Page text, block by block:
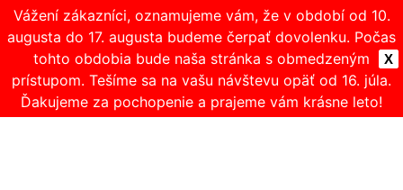
X
Vážení zákazníci, oznamujeme vám, že v období od 10.
augusta do 17. augusta budeme čerpať dovolenku. Počas
tohto obdobia bude naša stránka s obmedzeným
prístupom. Tešíme sa na vašu návštevu opäť od 16. júla.
Ďakujeme za pochopenie a prajeme vám krásne leto!